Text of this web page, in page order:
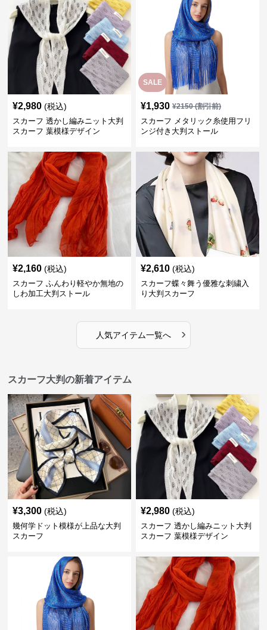
¥2,980 (税込)
スカーフ 透かし編みニット大判
スカーフ 葉模様デザイン
SALE
¥1,930 ¥2150(割引前)
スカーフ メタリック糸使用フリ
ンジ付き大判ストール
¥2,160 (税込)
スカーフ ふんわり軽やか無地の
しわ加工大判ストール
¥2,610 (税込)
スカーフ蝶々舞う優雅な刺繍入
り大判スカーフ
人気アイテム一覧へ ›
スカーフ大判の新着アイテム
¥3,300 (税込)
幾何学ドット模様が上品な大判
スカーフ
¥2,980 (税込)
スカーフ 透かし編みニット大判
スカーフ 葉模様デザイン